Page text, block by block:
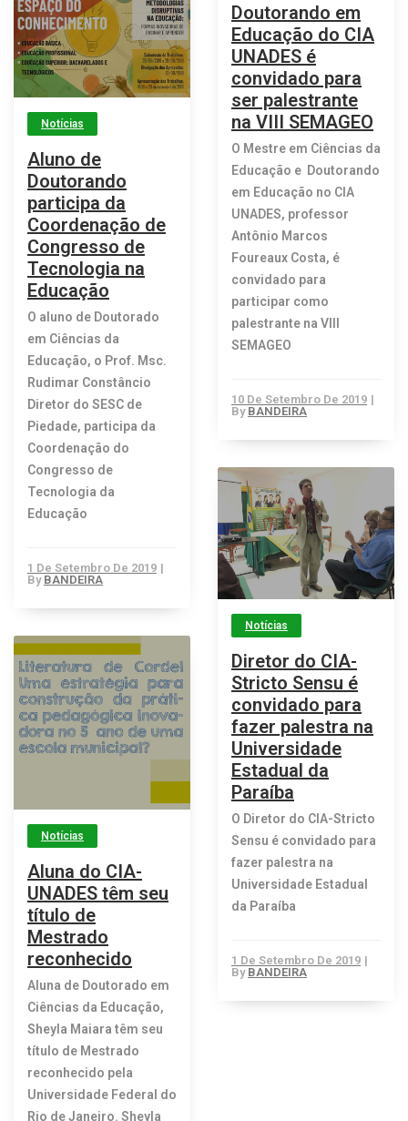
Doutorando em
Educação do CIA
UNADES é
convidado para
ser palestrante
na VIII SEMAGEO
O Mestre em Ciências da
Educação e Doutorando
em Educação no CIA
UNADES, professor
Antônio Marcos
Foureaux Costa, é
convidado para
participar como
palestrante na VIII
SEMAGEO
10 De Setembro De 2019 |
By BANDEIRA
Notícias
Aluno de
Doutorando
participa da
Coordenação de
Congresso de
Tecnologia na
Educação
O aluno de Doutorado
em Ciências da
Educação, o Prof. Msc.
Rudimar Constâncio
Diretor do SESC de
Piedade, participa da
Coordenação do
Congresso de
Tecnologia da
Educação
1 De Setembro De 2019 |
By BANDEIRA
Notícias
Diretor do CIA-
Stricto Sensu é
convidado para
fazer palestra na
Universidade
Estadual da
Paraíba
O Diretor do CIA-Stricto
Sensu é convidado para
fazer palestra na
Universidade Estadual
da Paraíba
1 De Setembro De 2019 |
By BANDEIRA
Notícias
Aluna do CIA-
UNADES têm seu
título de
Mestrado
reconhecido
Aluna de Doutorado em
Ciências da Educação,
Sheyla Maiara têm seu
título de Mestrado
reconhecido pela
Universidade Federal do
Rio de Janeiro. Sheyla